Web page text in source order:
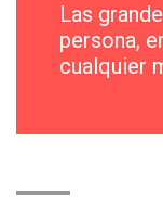
Las
persona,
cualquier